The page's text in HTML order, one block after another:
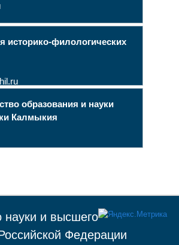
историко-филологических
образования и науки
Калмыкия
науки и высшего
Федерации